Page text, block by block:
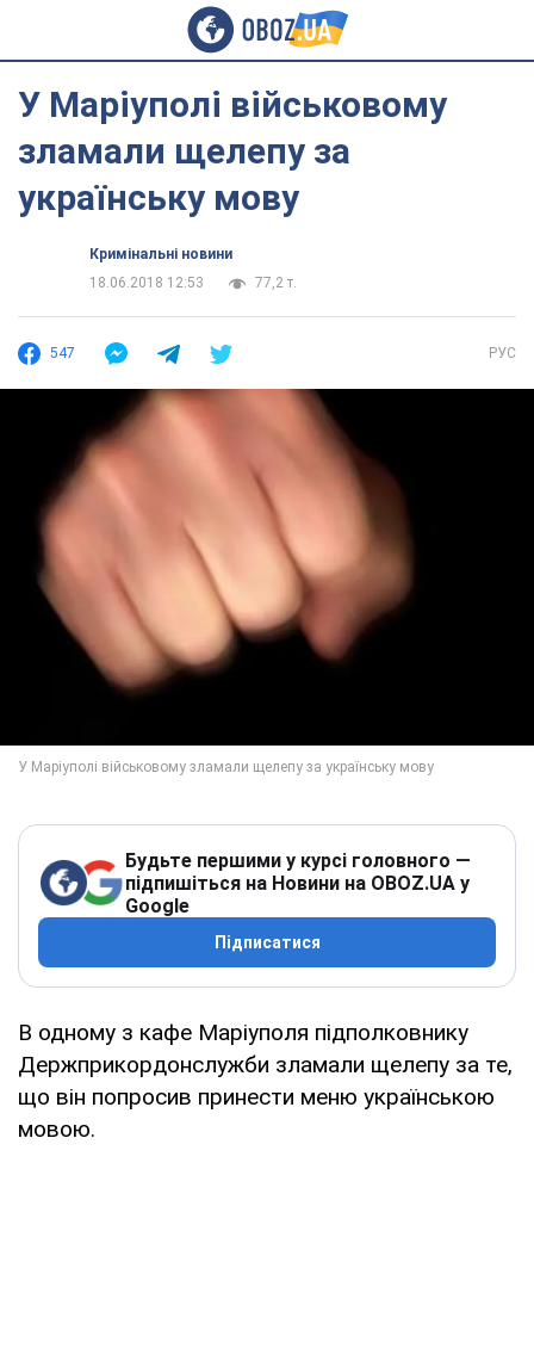
У Маріуполі військовому
зламали щелепу за
українську мову
Кримінальні новини
18.06.2018 12:53
77,2 т.
547 РУС
Будьте першими у курсі головного —
підпишіться на Новини на OBOZ.UA у
Google
Підписатися
В одному з кафе Маріуполя підполковнику
Держприкордонслужби зламали щелепу за те,
що він попросив принести меню українською
мовою.